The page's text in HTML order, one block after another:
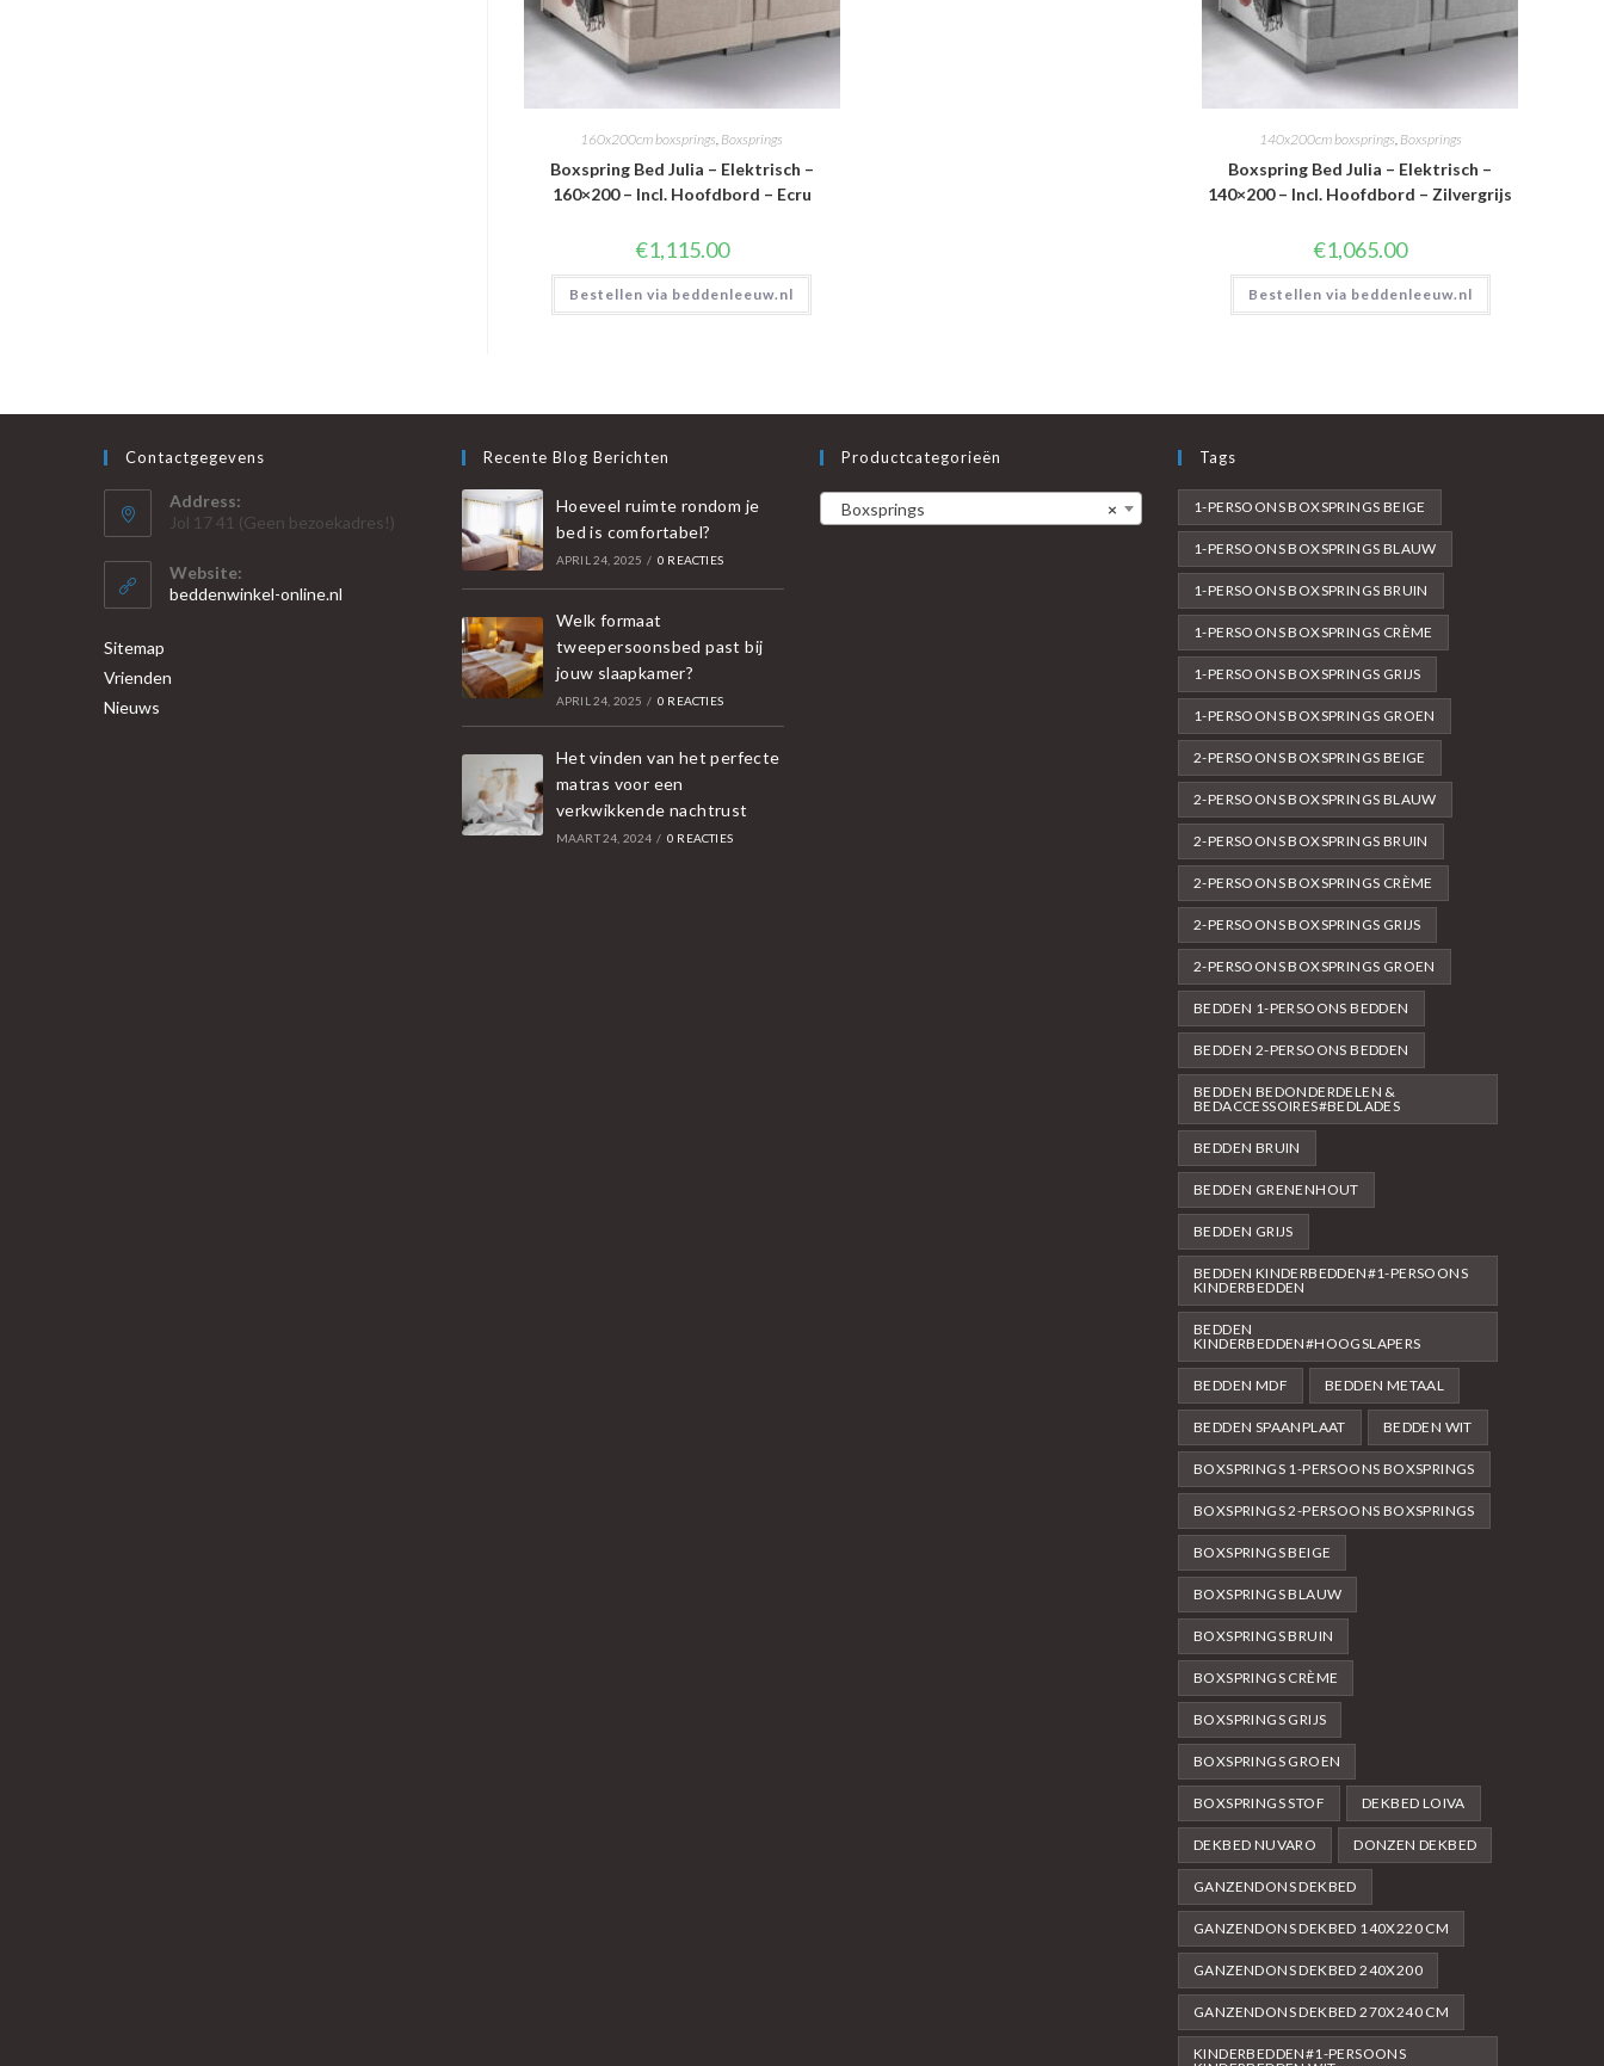
160x200cm boxsprings, Boxsprings
Boxspring Bed Julia – Elektrisch –
160×200 – Incl. Hoofdbord – Ecru
€1,115.00
Bestellen via beddenleeuw.nl
140x200cm boxsprings, Boxsprings
Boxspring Bed Julia – Elektrisch –
140×200 – Incl. Hoofdbord – Zilvergrijs
€1,065.00
Bestellen via beddenleeuw.nl
Contactgegevens
Address:
Jol 17 41 (Geen bezoekadres!)
Website:
beddenwinkel-online.nl
Sitemap
Vrienden
Nieuws
Recente Blog Berichten
Hoeveel ruimte rondom je
bed is comfortabel?
APRIL 24, 2025 / 0 REACTIES
Welk formaat
tweepersoonsbed past bij
jouw slaapkamer?
APRIL 24, 2025 / 0 REACTIES
Het vinden van het perfecte
matras voor een
verkwikkende nachtrust
MAART 24, 2024 / 0 REACTIES
Productcategorieën
×
Boxsprings
Tags
1-PERSOONS BOXSPRINGS BEIGE
1-PERSOONS BOXSPRINGS BLAUW
1-PERSOONS BOXSPRINGS BRUIN
1-PERSOONS BOXSPRINGS CRÈME
1-PERSOONS BOXSPRINGS GRIJS
1-PERSOONS BOXSPRINGS GROEN
2-PERSOONS BOXSPRINGS BEIGE
2-PERSOONS BOXSPRINGS BLAUW
2-PERSOONS BOXSPRINGS BRUIN
2-PERSOONS BOXSPRINGS CRÈME
2-PERSOONS BOXSPRINGS GRIJS
2-PERSOONS BOXSPRINGS GROEN
BEDDEN 1-PERSOONS BEDDEN
BEDDEN 2-PERSOONS BEDDEN
BEDDEN BEDONDERDELEN &
BEDACCESSOIRES#BEDLADES
BEDDEN BRUIN
BEDDEN GRENENHOUT
BEDDEN GRIJS
BEDDEN KINDERBEDDEN#1-PERSOONS
KINDERBEDDEN
BEDDEN
KINDERBEDDEN#HOOGSLAPERS
BEDDEN MDF BEDDEN METAAL
BEDDEN SPAANPLAAT BEDDEN WIT
BOXSPRINGS 1-PERSOONS BOXSPRINGS
BOXSPRINGS 2-PERSOONS BOXSPRINGS
BOXSPRINGS BEIGE
BOXSPRINGS BLAUW
BOXSPRINGS BRUIN
BOXSPRINGS CRÈME
BOXSPRINGS GRIJS
BOXSPRINGS GROEN
BOXSPRINGS STOF DEKBED LOIVA
DEKBED NUVARO DONZEN DEKBED
GANZENDONS DEKBED
GANZENDONS DEKBED 140X220 CM
GANZENDONS DEKBED 240X200
GANZENDONS DEKBED 270X240 CM
KINDERBEDDEN#1-PERSOONS